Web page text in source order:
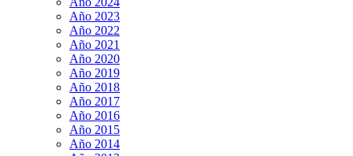
Año 2023
Año 2022
Año 2021
Año 2020
Año 2019
Año 2018
Año 2017
Año 2016
Año 2015
Año 2014